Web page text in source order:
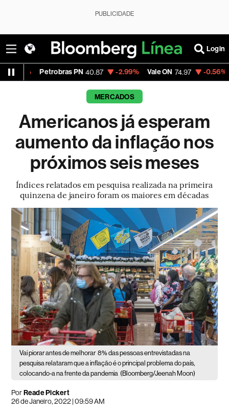
PUBLICIDADE
Login
Petrobras PN 40.87 -2.99% Vale ON 74.97 -0.56% Itaú PN
MERCADOS
Americanos já esperam
aumento da inflação nos
próximos seis meses
Índices relatados em pesquisa realizada na primeira
quinzena de janeiro foram os maiores em décadas
Vai piorar antes de melhorar 8% das pessoas entrevistadas na
pesquisa relataram que a inflação é o principal problema do país,
colocando-a na frente da pandemia (Bloomberg/Jeenah Moon)
PorReade Pickert
26 de Janeiro, 2022 | 09:59 AM